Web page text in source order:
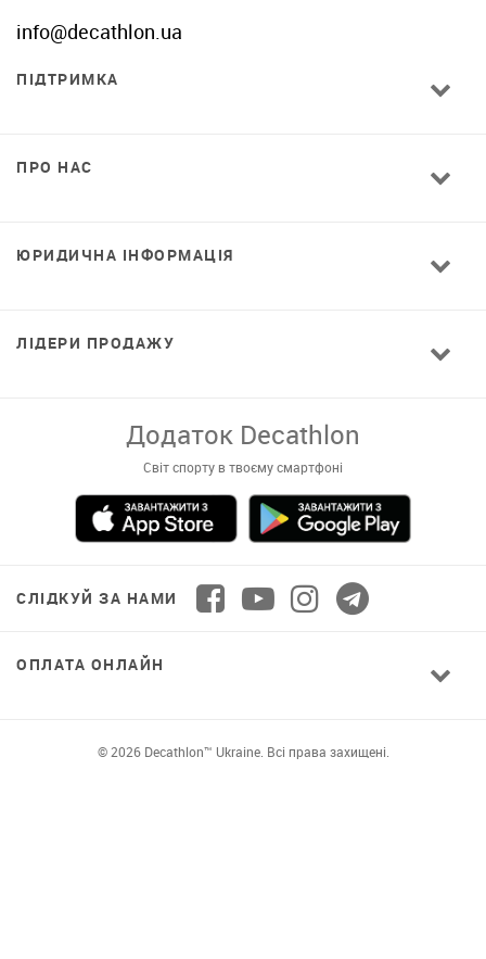
info@decathlon.ua
ПІДТРИМКА
ПРО НАС
ЮРИДИЧНА ІНФОРМАЦІЯ
ЛІДЕРИ ПРОДАЖУ
Додаток Decathlon
Світ спорту в твоєму смартфоні
СЛІДКУЙ ЗА НАМИ
ОПЛАТА ОНЛАЙН
© 2026 Decathlon™ Ukraine. Всі права захищені.